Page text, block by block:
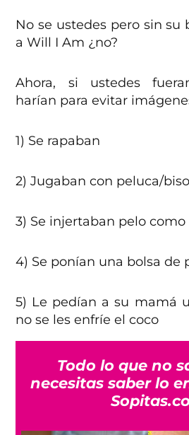
No se ustedes pero sin su
a Will I Am ¿no?
Ahora, si ustedes
harían para evitar
1) Se rapaban
2) Jugaban con peluca/
3) Se injertaban pelo
4) Se ponían una bolsa de
5) Le pedían a su mamá
no se les enfríe el coco
Todo lo que no
necesitas saber lo